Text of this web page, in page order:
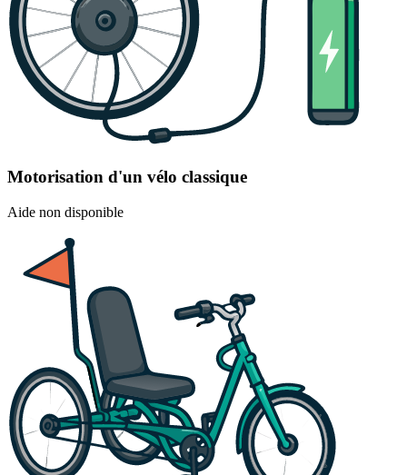
Motorisation d'un vélo classique
Aide non disponible